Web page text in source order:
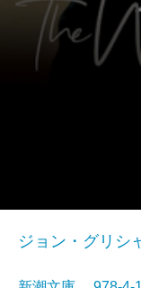
ジョン・グリシ